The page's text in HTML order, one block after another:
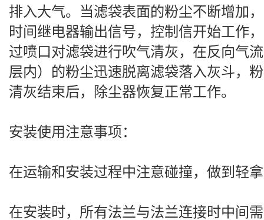
排入大气。当滤袋表面的粉尘不断增加
时间继电器输出信号，控制信开始工作
过喷口对滤袋进行吹气清灰，在反向气
层内）的粉尘迅速脱离滤袋落入灰斗，
清灰结束后，除尘器恢复正常工作。
安装使用注意事项：
在运输和安装过程中注意碰撞，做到轻
在安装时，所有法兰与法兰连接时中间